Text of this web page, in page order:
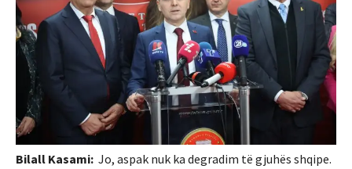
Bilall Kasami: Jo, aspak nuk ka degradim të gjuhës shqipe.